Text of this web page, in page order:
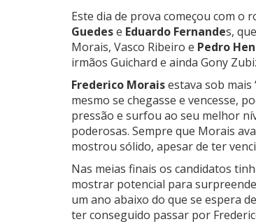
Este dia de prova começou com o
Guedese Eduardo Fernandes,
Morais, Vasco Ribeiro e Pedro
irmãos Guichard e ainda Gony
Frederico Moraisestava sob
mesmo se chegasse e vencesse,
pressão e surfou ao seu melhor
poderosas. Sempre que Morais
mostrou sólido, apesar de ter
Nas meias finais os candidatos
mostrar potencial para
um ano abaixo do que se espera
ter conseguido passar por